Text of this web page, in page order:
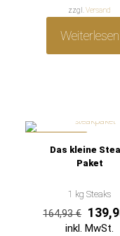
zzgl.Versand
Weiterlesen
Das kleine
Paket
1 kg Steaks
164,93€
Preis
inkl. MwSt.